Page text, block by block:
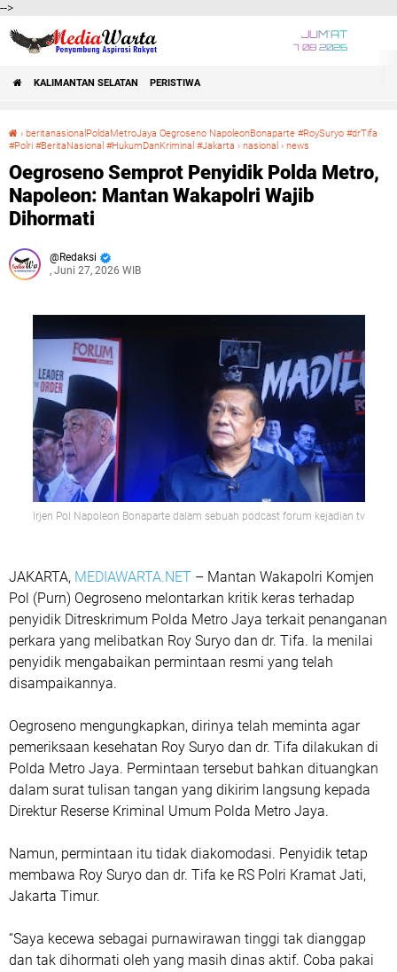
-->
JUM'AT
7 08 2026
KALIMANTAN SELATAN PERISTIWA
› beritanasionalPoldaMetroJaya Oegroseno NapoleonBonaparte #RoySuryo #drTifa
#Polri #BeritaNasional #HukumDanKriminal #Jakarta › nasional › news
Oegroseno Semprot Penyidik Polda Metro,
Napoleon: Mantan Wakapolri Wajib
Dihormati
Redaksi
, Juni 27, 2026 WIB
Irjen Pol Napoleon Bonaparte dalam sebuah podcast forum kejadian tv
JAKARTA, MEDIAWARTA.NET – Mantan Wakapolri Komjen
Pol (Purn) Oegroseno melontarkan kritik keras terhadap
penyidik Ditreskrimum Polda Metro Jaya terkait penanganan
perkara yang melibatkan Roy Suryo dan dr. Tifa. Ia menilai
penyidik mengabaikan permintaan resmi yang telah
disampaikannya.
Oegroseno mengungkapkan, dirinya telah meminta agar
pemeriksaan kesehatan Roy Suryo dan dr. Tifa dilakukan di
Polda Metro Jaya. Permintaan tersebut bahkan dituangkan
dalam surat tulisan tangan yang dikirim langsung kepada
Direktur Reserse Kriminal Umum Polda Metro Jaya.
Namun, permintaan itu tidak diakomodasi. Penyidik tetap
membawa Roy Suryo dan dr. Tifa ke RS Polri Kramat Jati,
Jakarta Timur.
“Saya kecewa sebagai purnawirawan tinggi tak dianggap
dan tak dihormati oleh yang masih dinas aktif. Coba pakai